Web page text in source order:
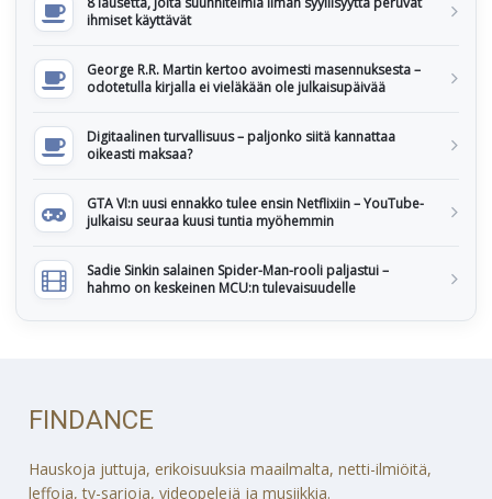
ihmiset käyttävät
George R.R. Martin kertoo avoimesti masennuksesta –
odotetulla kirjalla ei vieläkään ole julkaisupäivää
Digitaalinen turvallisuus – paljonko siitä kannattaa
oikeasti maksaa?
GTA VI:n uusi ennakko tulee ensin Netflixiin – YouTube-
julkaisu seuraa kuusi tuntia myöhemmin
Sadie Sinkin salainen Spider-Man-rooli paljastui –
hahmo on keskeinen MCU:n tulevaisuudelle
FINDANCE
Hauskoja juttuja, erikoisuuksia maailmalta, netti-ilmiöitä,
leffoja, tv-sarjoja, videopelejä ja musiikkia.